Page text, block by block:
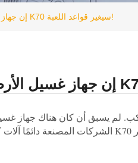
إن جهاز غسيل الأرضيات K70 سيغير قواعد اللعبة!